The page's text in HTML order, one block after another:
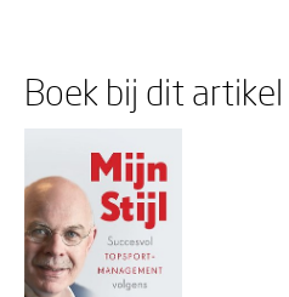
Boek bij dit artikel